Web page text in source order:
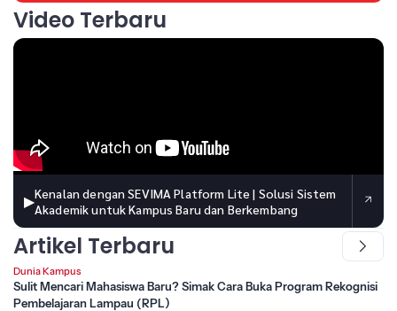
Video Terbaru
▶Kenalan dengan SEVIMA Platform Lite | Solusi Sistem
Akademik untuk Kampus Baru dan Berkembang
Artikel Terbaru
Dunia Kampus
Sulit Mencari Mahasiswa Baru? Simak Cara Buka Program Rekognisi
Pembelajaran Lampau (RPL)